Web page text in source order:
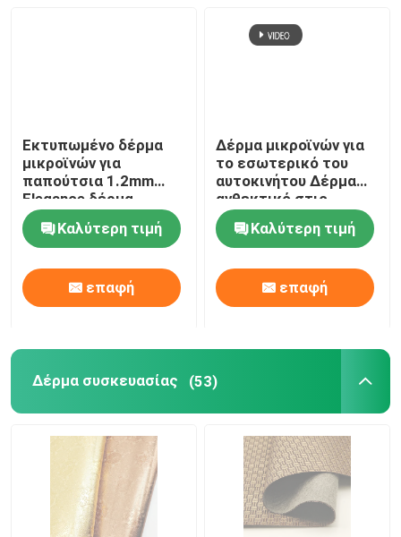
Εκτυπωμένο δέρμα
μικροϊνών για
παπούτσια 1.2mm
Elegance δέρμα
κροκοδείλου
Καλύτερη τιμή
επαφή
Δέρμα μικροϊνών για
το εσωτερικό του
αυτοκινήτου Δέρμα
ανθεκτικό στις
γρατζουνιές
Καλύτερη τιμή
επαφή
Δέρμα συσκευασίας (53)